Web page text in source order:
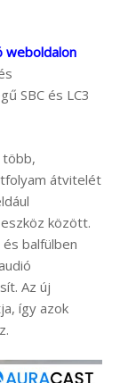
weboldalon
SBC és LC3
több,
átvitelét
között.
balfülben
Az új
így azok